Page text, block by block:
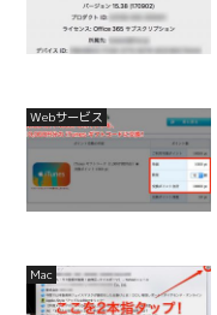
Webサービス
Mac